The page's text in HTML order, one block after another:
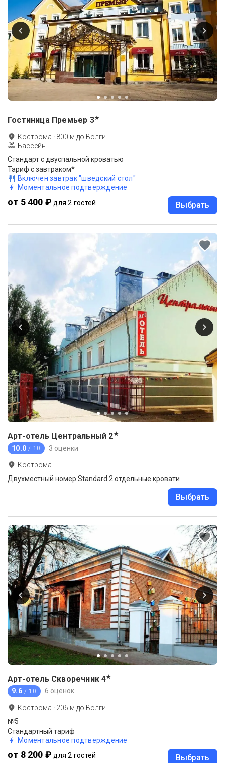
Гостиница Премьер 3★
Кострома · 800 м до Волги
Бассейн
Стандарт с двуспальной кроватью
Тариф с завтраком*
Включен завтрак "шведский стол"
Моментальное подтверждение
от 5 400 ₽ для 2 гостей Выбрать
Арт-отель Центральный 2★
10.0 / 10 3 оценки
Кострома
Двухместный номер Standard 2 отдельные кровати
Выбрать
Арт-отель Скворечник 4★
9.6 / 10 6 оценок
Кострома · 206 м до Волги
№5
Стандартный тариф
Моментальное подтверждение
от 8 200 ₽ для 2 гостей Выбрать